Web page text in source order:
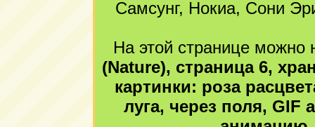
Самсунг, Нокиа, Сони
На этой странице можно
(Nature), страница 6,
картинки: роза
луга, через поля, GIF